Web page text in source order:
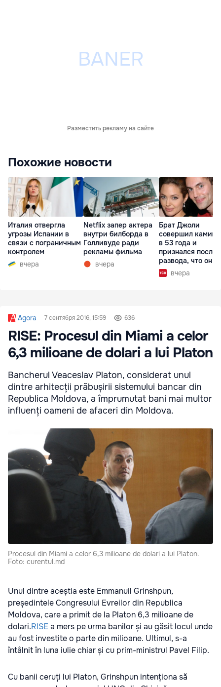
Разместить рекламу на сайте
Похожие новости
Италия отвергла
угрозы Испании в
связи с пограничным
контролем
вчера
Netflix запер актера
внутри билборда в
Голливуде ради
рекламы фильма
вчера
Брат Джоли
совершил
в 53 года и
признался после
развода, что он
вчера
Agora 7 сентября 2016, 15:59 636
RISE: Procesul din Miami a celor
6,3 milioane de dolari a lui Platon
Bancherul Veaceslav Platon, considerat unul
dintre arhitecții prăbușirii sistemului bancar din
Republica Moldova, a împrumutat bani mai multor
influenți oameni de afaceri din Moldova.
Procesul din Miami a celor 6,3 milioane de dolari a lui Platon.
Foto: curentul.md
Unul dintre aceștia este Emmanuil Grinshpun,
președintele Congresului Evreilor din Republica
Moldova, care a primit de la Platon 6,3 milioane de
dolari.RISE a mers pe urma banilor și au găsit locul unde
au fost investite o parte din milioane. Ultimul, s-a
întâlnit în luna iulie chiar și cu prim-ministrul Pavel Filip.
Cu banii ceruți lui Platon, Grinshpun intenționa să